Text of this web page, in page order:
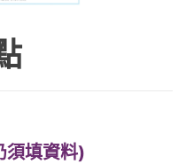
須填資料)